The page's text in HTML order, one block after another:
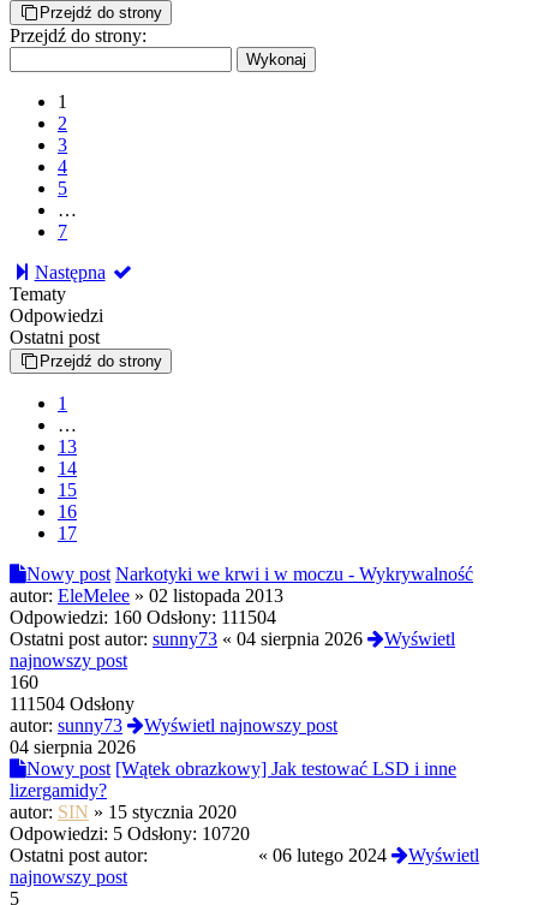
Przejdź do strony
Przejdź do strony:
1
2
3
4
5
…
7
Następna
Tematy
Odpowiedzi
Ostatni post
Przejdź do strony
1
…
13
14
15
16
17
Nowy post Narkotyki we krwi i w moczu - Wykrywalność
autor: EleMelee » 02 listopada 2013
Odpowiedzi: 160 Odsłony: 111504
Ostatni post autor: sunny73 « 04 sierpnia 2026
Wyświetl
najnowszy post
160
111504 Odsłony
autor: sunny73
Wyświetl najnowszy post
04 sierpnia 2026
Nowy post [Wątek obrazkowy] Jak testować LSD i inne
lizergamidy?
autor: SIN » 15 stycznia 2020
Odpowiedzi: 5 Odsłony: 10720
Ostatni post autor:
« 06 lutego 2024
Wyświetl
najnowszy post
5